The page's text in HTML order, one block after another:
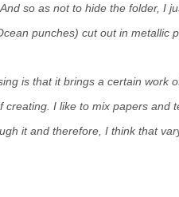
so as not to hide the folder, I
punches) cut out in metallic
is that it brings a certain work
I like to mix papers and
it and therefore, I think that